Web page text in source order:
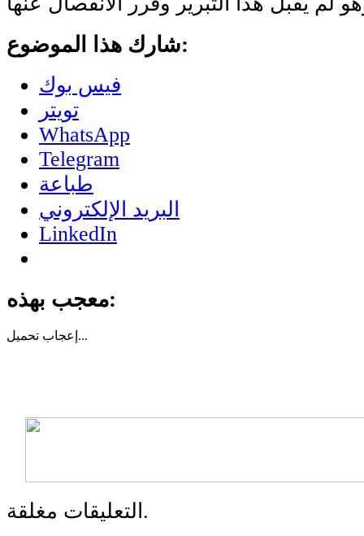
شارك هذا الموضوع:
فيس بوك
تويتر
WhatsApp
Telegram
طباعة
البريد الإلكتروني
LinkedIn
معجب بهذه:
إعجاب تحميل...
التعليقات مغلقة.